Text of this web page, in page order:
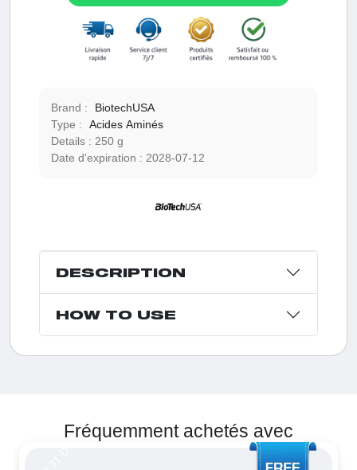
Brand :
BiotechUSA
Type :
Acides Aminés
Details :
250 g
Date d'expiration : 2028-07-12
DESCRIPTION
HOW TO USE
Fréquemment achetés avec